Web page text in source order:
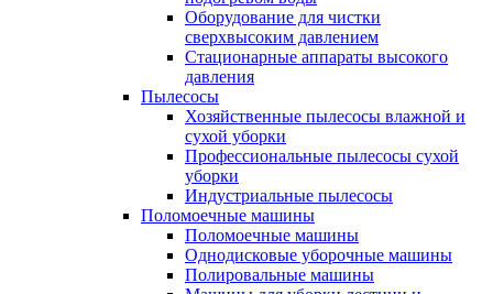
Оборудование для чистки
сверхвысоким давлением
Стационарные аппараты высокого
давления
Пылесосы
Хозяйственные пылесосы влажной и
сухой уборки
Профессиональные пылесосы сухой
уборки
Индустриальные пылесосы
Поломоечные машины
Поломоечные машины
Однодисковые уборочные машины
Полировальные машины